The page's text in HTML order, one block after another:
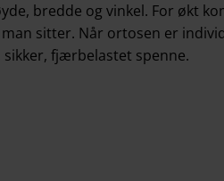
bredde og vinkel. For økt
sitter. Når ortosen er
sikker, fjærbelastet spenne.